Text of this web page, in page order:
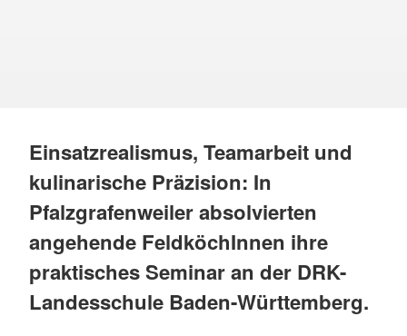
Einsatzrealismus, Teamarbeit und
kulinarische Präzision: In
Pfalzgrafenweiler absolvierten
angehende FeldköchInnen ihre
praktisches Seminar an der DRK-
Landesschule Baden-Württemberg.